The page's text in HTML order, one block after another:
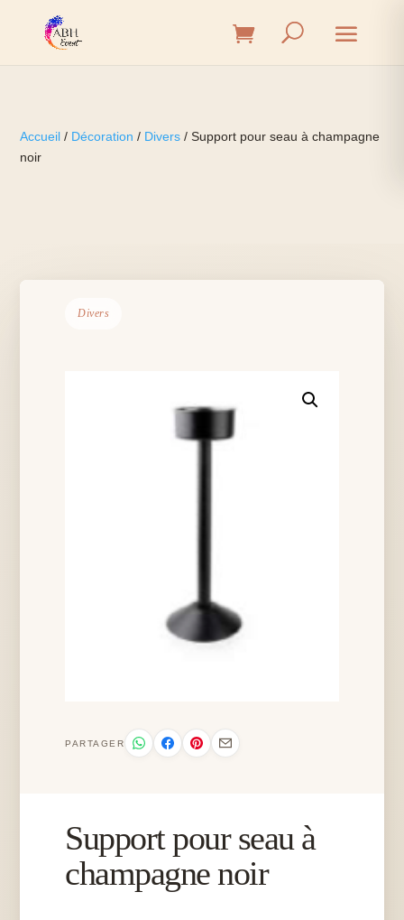
Accueil / Décoration / Divers / Support pour seau à champagne
noir
Divers
PARTAGER
Support pour seau à
champagne noir